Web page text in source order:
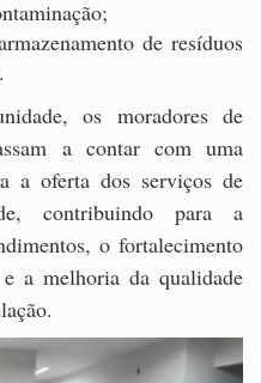
de resíduos
os moradores de
a contar com uma
a oferta dos serviços de
contribuindo para a
o fortalecimento
a melhoria da qualidade